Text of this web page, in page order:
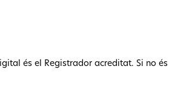
és el Registrador acreditat. Si no és